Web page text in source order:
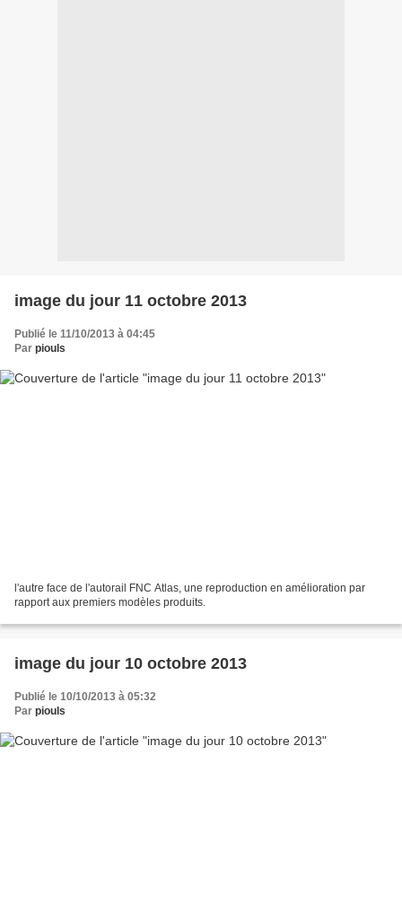
image du jour 11 octobre 2013
Publié le 11/10/2013 à 04:45
Par piouls
l'autre face de l'autorail FNC Atlas, une reproduction en amélioration par
rapport aux premiers modèles produits.
image du jour 10 octobre 2013
Publié le 10/10/2013 à 05:32
Par piouls